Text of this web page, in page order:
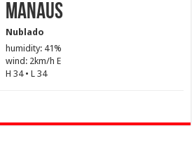
Manaus
Nublado
humidity: 41%
wind: 2km/h E
H 34 • L 34